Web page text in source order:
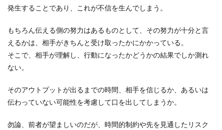
発生することであり、これが不信を生んでしまう。
もちろん伝える側の努力はあるものとして、その努力が十分と言
えるかは、相手がきちんと受け取ったかにかかっている。
そこで、相手が理解し、行動になったかどうかの結果でしか測れ
ない。
そのアウトプットが出るまでの時間、相手を信じるか、あるいは
伝わっていない可能性を考慮して口を出してしまうか。
勿論、前者が望ましいのだが、時間的制約や先を見通したリスク